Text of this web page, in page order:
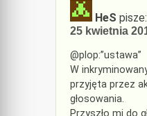
HeS pisze:
25 kwietnia
@plop:”ustawa”
W
przyjęta przez
głosowania.
Przyszło mi do